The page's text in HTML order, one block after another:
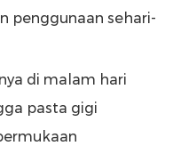
penggunaan sehari-
di malam hari
pasta gigi